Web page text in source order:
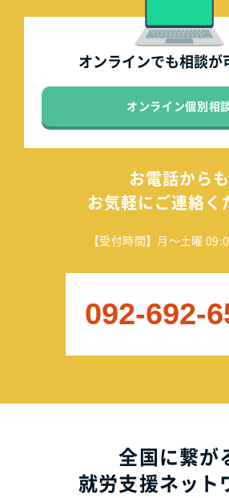
オンラインでも相談が
オンライン個別相
お電話からも
お気軽にご連絡く
【受付時間】月～土曜
092-692-
全国に繋が
就労支援ネット